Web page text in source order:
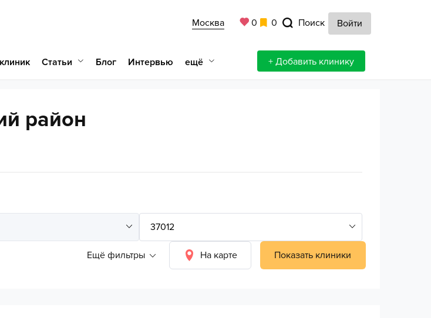
Москва 0 0 Поиск Войти
Статьи Блог Интервью ещё + Добавить клинику
район
Ещё фильтры На карте Показать клиники